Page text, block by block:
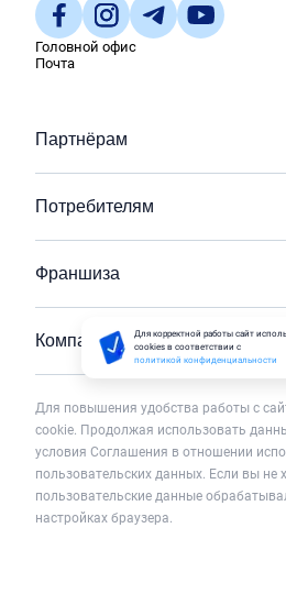
Головной офис
Почта
Партнёрам
Потребителям
Франшиза
Компания
Для повышения удобства работы с
cookie. Продолжая использовать
условия Соглашения в отношении
пользовательских данных. Если вы не
пользовательские данные
настройках браузера.
Для корректной работы сайт
cookies в соответствии с
политикой конфиденциальности